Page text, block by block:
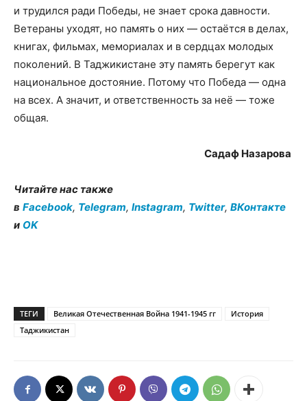
и трудился ради Победы, не знает срока давности.
Ветераны уходят, но память о них — остаётся в делах,
книгах, фильмах, мемориалах и в сердцах молодых
поколений. В Таджикистане эту память берегут как
национальное достояние. Потому что Победа — одна
на всех. А значит, и ответственность за неё — тоже
общая.
Садаф Назарова
Читайте нас также
в Facebook, Telegram, Instagram, Twitter, ВКонтакте
и OK
ТЕГИ Великая Отечественная Война 1941-1945 гг
История
Таджикистан